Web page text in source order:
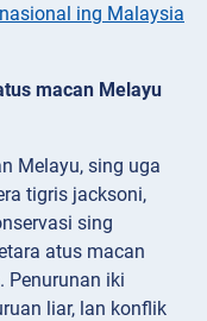
ing Malaysia
macan Melayu
Melayu, sing uga
tigris jacksoni,
sing
atus macan
Penurunan iki
liar, lan konflik